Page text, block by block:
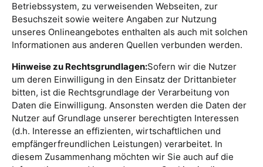
Betriebssystem, zu verweisenden Webseiten, zur
Besuchszeit sowie weitere Angaben zur Nutzung
unseres Onlineangebotes enthalten als auch mit solchen
Informationen aus anderen Quellen verbunden werden.
Hinweise zu Rechtsgrundlagen:Sofern wir die Nutzer
um deren Einwilligung in den Einsatz der Drittanbieter
bitten, ist die Rechtsgrundlage der Verarbeitung von
Daten die Einwilligung. Ansonsten werden die Daten der
Nutzer auf Grundlage unserer berechtigten Interessen
(d.h. Interesse an effizienten, wirtschaftlichen und
empfängerfreundlichen Leistungen) verarbeitet. In
diesem Zusammenhang möchten wir Sie auch auf die